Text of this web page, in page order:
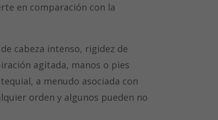
en comparación con la
cabeza intenso, rigidez de
agitada, manos o pies
a menudo asociada con
orden y algunos pueden no